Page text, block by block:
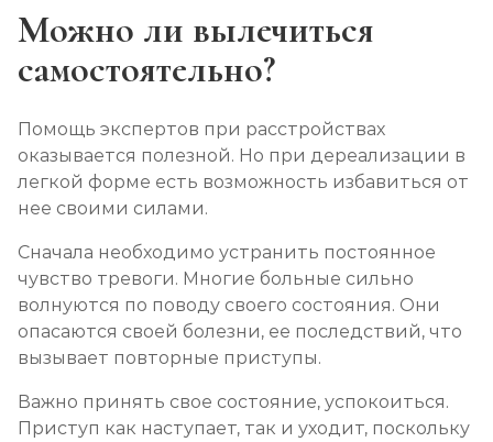
Можно ли вылечиться
самостоятельно?
Помощь экспертов при расстройствах
оказывается полезной. Но при дереализации в
легкой форме есть возможность избавиться от
нее своими силами.
Сначала необходимо устранить постоянное
чувство тревоги. Многие больные сильно
волнуются по поводу своего состояния. Они
опасаются своей болезни, ее последствий, что
вызывает повторные приступы.
Важно принять свое состояние, успокоиться.
Приступ как наступает, так и уходит, поскольку